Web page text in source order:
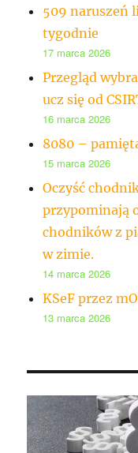
509 naruszeń
tygodnie
17 marca 2026
Przegląd
ucz się od
16 marca 2026
8080 –
15 marca 2026
Oczyść
przypominają
chodników z
w zimie.
14 marca 2026
KSeF przez
13 marca 2026